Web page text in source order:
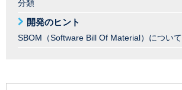
分類
開発のヒント
SBOM（Software Bill Of Material）について